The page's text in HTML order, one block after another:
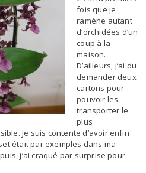
fois que je
ramène autant
d’orchidées d’un
coup à la
maison.
D’ailleurs, j’ai du
demander deux
cartons pour
pouvoir les
transporter le
plus
Je suis contente d’avoir enfin
était par exemples dans ma
j’ai craqué par surprise pour